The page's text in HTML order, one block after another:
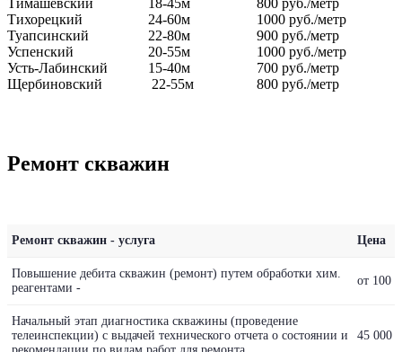
Тихорецкий
24-60м
1000 руб./метр
Туапсинский
22-80м
900 руб./метр
Успенский
20-55м
1000 руб./метр
Усть-Лабинский
15-40м
700 руб./метр
Щербиновский
22-55м 800 руб./метр
Ремонт скважин
Ремонт скважин - услуга Цена
Повышение дебита скважин (ремонт) путем обработки хим.
реагентами -
от 100
Начальный этап диагностика скважины (проведение
телеинспекции) с выдачей технического отчета о состоянии и
45 000